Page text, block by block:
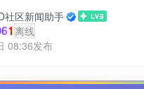
社区新闻助手
离线
08:36发布